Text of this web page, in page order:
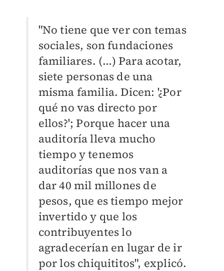
"No tiene que ver con temas
sociales, son fundaciones
familiares. (...) Para acotar,
siete personas de una
misma familia. Dicen: '¿Por
qué no vas directo por
ellos?'; Porque hacer una
auditoría lleva mucho
tiempo y tenemos
auditorías que nos van a
dar 40 mil millones de
pesos, que es tiempo mejor
invertido y que los
contribuyentes lo
agradecerían en lugar de ir
por los chiquititos", explicó.